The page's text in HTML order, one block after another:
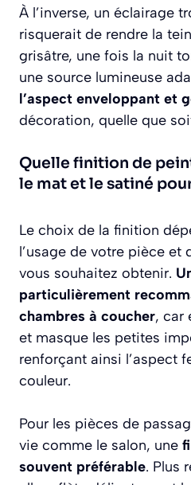
À l’inverse, un éclairage
risquerait de rendre la
grisâtre, une fois la nuit
une source lumineuse
l’aspect enveloppant et
décoration, quelle que
Quelle finition de
le mat et le satiné
Le choix de la finition
l’usage de votre pièce et
vous souhaitez obtenir.
particulièrement
chambres à coucher, car
et masque les petites
renforçant ainsi l’aspect
couleur.
Pour les pièces de
vie comme le salon, une
souvent préférable. Plus